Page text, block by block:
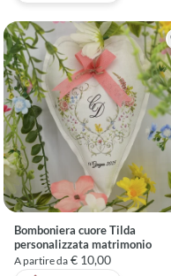
Bomboniera cuore Tilda
personalizzata matrimonio
A partire da € 10,00